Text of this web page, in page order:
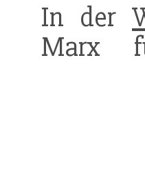
In der
Marx